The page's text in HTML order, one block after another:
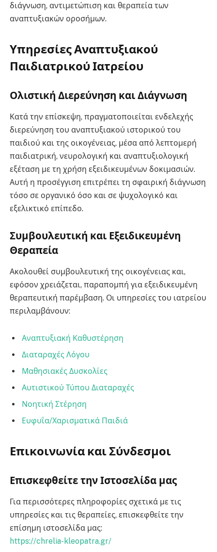
διάγνωση, αντιμετώπιση και θεραπεία των
αναπτυξιακών οροσήμων.
Υπηρεσίες Αναπτυξιακού
Παιδιατρικού Ιατρείου
Ολιστική Διερεύνηση και Διάγνωση
Κατά την επίσκεψη, πραγματοποιείται ενδελεχής
διερεύνηση του αναπτυξιακού ιστορικού του
παιδιού και της οικογένειας, μέσα από λεπτομερή
παιδιατρική, νευρολογική και αναπτυξιολογική
εξέταση με τη χρήση εξειδικευμένων δοκιμασιών.
Αυτή η προσέγγιση επιτρέπει τη σφαιρική διάγνωση
τόσο σε οργανικό όσο και σε ψυχολογικό και
εξελικτικό επίπεδο.
Συμβουλευτική και Εξειδικευμένη
Θεραπεία
Ακολουθεί συμβουλευτική της οικογένειας και,
εφόσον χρειάζεται, παραπομπή για εξειδικευμένη
θεραπευτική παρέμβαση. Οι υπηρεσίες του ιατρείου
περιλαμβάνουν:
Αναπτυξιακή Καθυστέρηση
Διαταραχές Λόγου
Μαθησιακές Δυσκολίες
Αυτιστικού Τύπου Διαταραχές
Νοητική Στέρηση
Ευφυΐα/Χαρισματικά Παιδιά
Επικοινωνία και Σύνδεσμοι
Επισκεφθείτε την Ιστοσελίδα μας
Για περισσότερες πληροφορίες σχετικά με τις
υπηρεσίες και τις θεραπείες, επισκεφθείτε την
επίσημη ιστοσελίδα μας:
https://chrelia-kleopatra.gr/